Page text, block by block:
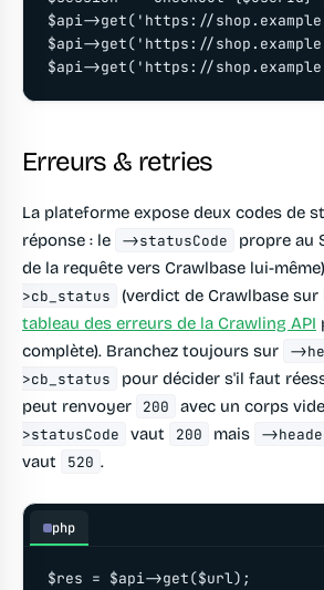
$api->get('https://
$api->get('https://
$api->get('https://
Erreurs & retries
La plateforme expose deux codes de
réponse : le
->statusCode
propre au
de la requête vers Crawlbase lui-
>cb_status
(verdict de Crawlbase sur
tableau des erreurs de la Crawling API
complète). Branchez toujours sur
-
>cb_status
pour décider s'il faut
peut renvoyer
200 avec un corps
>statusCode
vaut 200 mais -
vaut 520 .
php
$res = $api->get($url);